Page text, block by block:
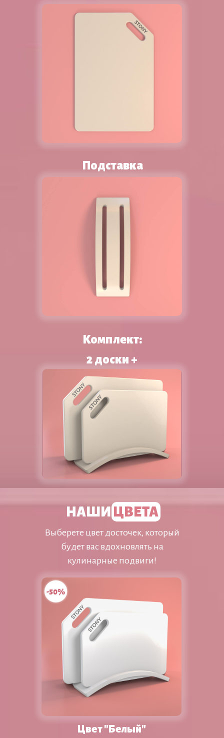
Комплект:
2 доски +
подставка
Подставка
НАШИ ЦВЕТА
Выберете цвет досточек, который
будет вас вдохновлять на
кулинарные подвиги!
Цвет "Белый"